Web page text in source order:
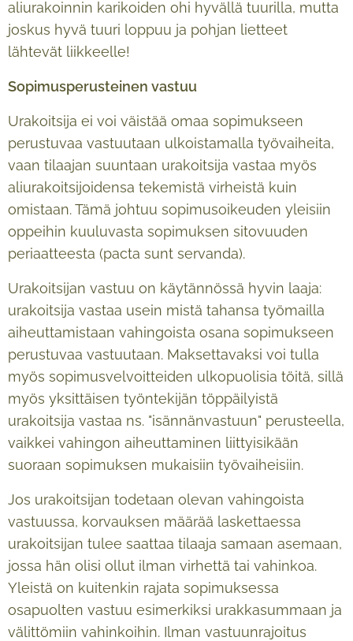
aliurakoinnin karikoiden ohi hyvällä tuurilla, mutta
joskus hyvä tuuri loppuu ja pohjan lietteet
lähtevät liikkeelle!
Sopimusperusteinen vastuu
Urakoitsija ei voi väistää omaa sopimukseen
perustuvaa vastuutaan ulkoistamalla työvaiheita,
vaan tilaajan suuntaan urakoitsija vastaa myös
aliurakoitsijoidensa tekemistä virheistä kuin
omistaan. Tämä johtuu sopimusoikeuden yleisiin
oppeihin kuuluvasta sopimuksen sitovuuden
periaatteesta (pacta sunt servanda).
Urakoitsijan vastuu on käytännössä hyvin laaja:
urakoitsija vastaa usein mistä tahansa työmailla
aiheuttamistaan vahingoista osana sopimukseen
perustuvaa vastuutaan. Maksettavaksi voi tulla
myös sopimusvelvoitteiden ulkopuolisia töitä, sillä
myös yksittäisen työntekijän töppäilyistä
urakoitsija vastaa ns. "isännänvastuun" perusteella,
vaikkei vahingon aiheuttaminen liittyisikään
suoraan sopimuksen mukaisiin työvaiheisiin.
Jos urakoitsijan todetaan olevan vahingoista
vastuussa, korvauksen määrää laskettaessa
urakoitsijan tulee saattaa tilaaja samaan asemaan,
jossa hän olisi ollut ilman virhettä tai vahinkoa.
Yleistä on kuitenkin rajata sopimuksessa
osapuolten vastuu esimerkiksi urakkasummaan ja
välittömiin vahinkoihin. Ilman vastuunrajoitus